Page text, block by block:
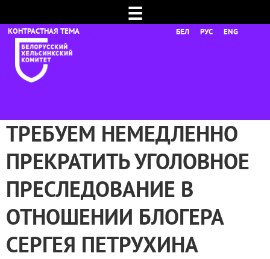
☰
БЕЛ РУС ENG
ТРЕБУЕМ НЕМЕДЛЕННО
ПРЕКРАТИТЬ УГОЛОВНОЕ
ПРЕСЛЕДОВАНИЕ В
ОТНОШЕНИИ БЛОГЕРА
СЕРГЕЯ ПЕТРУХИНА